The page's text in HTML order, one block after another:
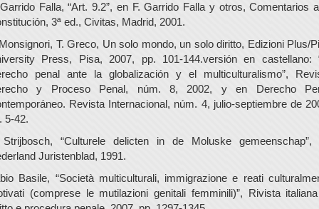
Falla, “Art. 9.2”, en F. Garrido Falla y otros, Comentarios
3ª ed., Civitas, Madrid, 2001.
T. Greco, Un solo mondo, un solo diritto, Edizioni Plus/
Press, Pisa, 2007, pp. 101-144.versión en castellano:
penal ante la globalización y el multiculturalismo”,
y Proceso Penal, núm. 8, 2002, y en Derecho
Revista Internacional, núm. 4, julio-septiembre de
5-42.
“Culturele delicten in de Moluske gemeenschap”,
Juristenblad, 1991.
Basile, “Società multiculturali, immigrazione e reati
(comprese le mutilazioni genitali femminili)”, Rivista